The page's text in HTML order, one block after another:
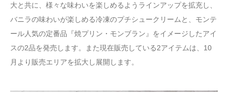
大と共に、様々な味わいを楽しめるようラインアップを拡充し、
バニラの味わいが楽しめる冷凍のプチシュークリームと、モンテ
ール人気の定番品『焼プリン・モンブラン』をイメージしたアイ
スの2品を発売します。また現在販売している2アイテムは、10
月より販売エリアを拡大し展開します。